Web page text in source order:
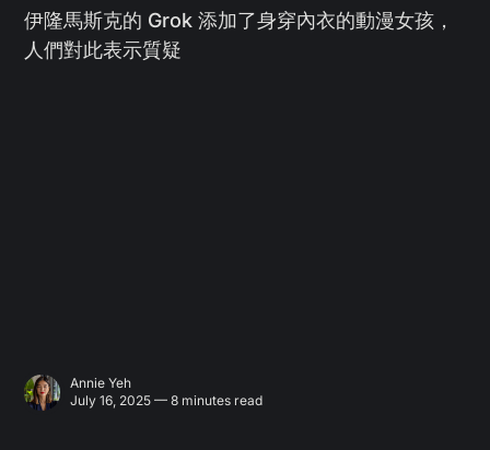
伊隆馬斯克的 Grok 添加了身穿內衣的動漫女孩，
人們對此表示質疑
Annie Yeh
July 16, 2025 — 8 minutes read